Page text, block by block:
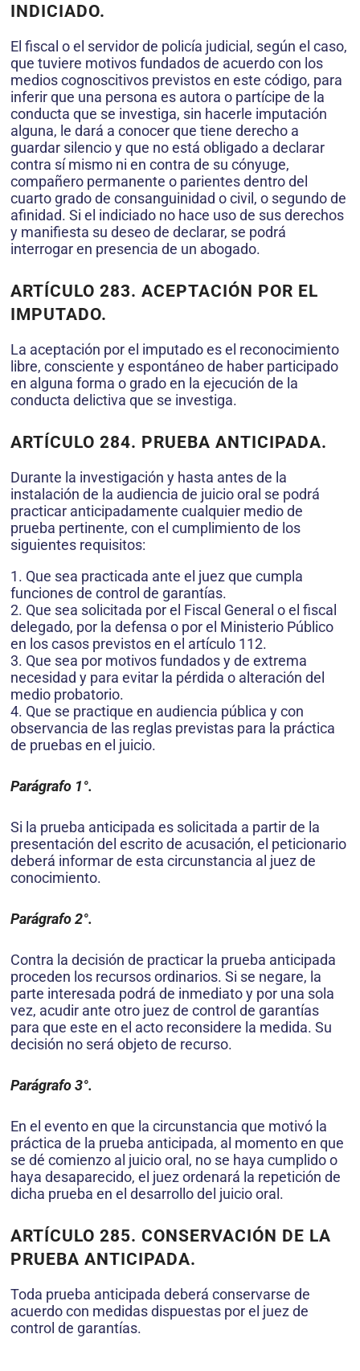
INDICIADO.
El fiscal o el servidor de policía judicial, según el caso,
que tuviere motivos fundados de acuerdo con los
medios cognoscitivos previstos en este código, para
inferir que una persona es autora o partícipe de la
conducta que se investiga, sin hacerle imputación
alguna, le dará a conocer que tiene derecho a
guardar silencio y que no está obligado a declarar
contra sí mismo ni en contra de su cónyuge,
compañero permanente o parientes dentro del
cuarto grado de consanguinidad o civil, o segundo de
afinidad. Si el indiciado no hace uso de sus derechos
y manifiesta su deseo de declarar, se podrá
interrogar en presencia de un abogado.
ARTÍCULO 283. ACEPTACIÓN POR EL
IMPUTADO.
La aceptación por el imputado es el reconocimiento
libre, consciente y espontáneo de haber participado
en alguna forma o grado en la ejecución de la
conducta delictiva que se investiga.
ARTÍCULO 284. PRUEBA ANTICIPADA.
Durante la investigación y hasta antes de la
instalación de la audiencia de juicio oral se podrá
practicar anticipadamente cualquier medio de
prueba pertinente, con el cumplimiento de los
siguientes requisitos:
1. Que sea practicada ante el juez que cumpla
funciones de control de garantías.
2. Que sea solicitada por el Fiscal General o el fiscal
delegado, por la defensa o por el Ministerio Público
en los casos previstos en el artículo 112.
3. Que sea por motivos fundados y de extrema
necesidad y para evitar la pérdida o alteración del
medio probatorio.
4. Que se practique en audiencia pública y con
observancia de las reglas previstas para la práctica
de pruebas en el juicio.
Parágrafo 1°.
Si la prueba anticipada es solicitada a partir de la
presentación del escrito de acusación, el peticionario
deberá informar de esta circunstancia al juez de
conocimiento.
Parágrafo 2°.
Contra la decisión de practicar la prueba anticipada
proceden los recursos ordinarios. Si se negare, la
parte interesada podrá de inmediato y por una sola
vez, acudir ante otro juez de control de garantías
para que este en el acto reconsidere la medida. Su
decisión no será objeto de recurso.
Parágrafo 3°.
En el evento en que la circunstancia que motivó la
práctica de la prueba anticipada, al momento en que
se dé comienzo al juicio oral, no se haya cumplido o
haya desaparecido, el juez ordenará la repetición de
dicha prueba en el desarrollo del juicio oral.
ARTÍCULO 285. CONSERVACIÓN DE LA
PRUEBA ANTICIPADA.
Toda prueba anticipada deberá conservarse de
acuerdo con medidas dispuestas por el juez de
control de garantías.